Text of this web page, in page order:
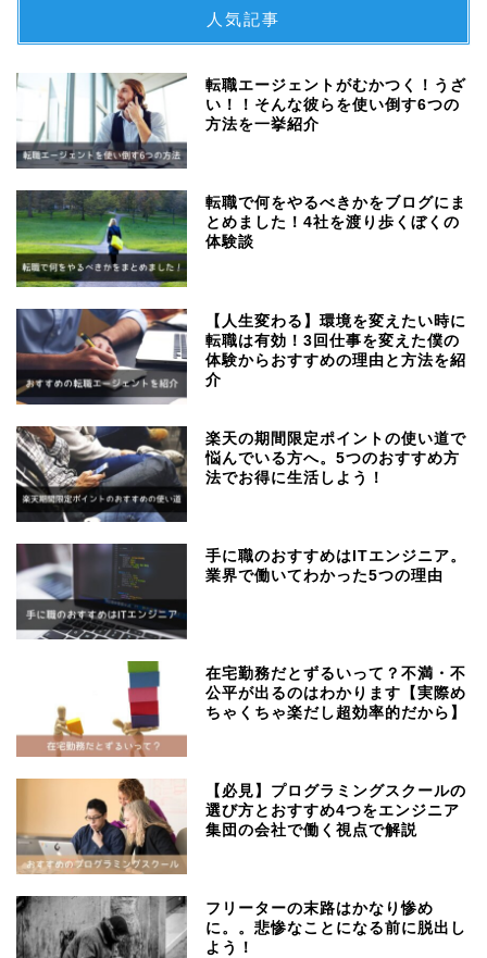
人気記事
転職エージェントがむかつく！うざ
い！！そんな彼らを使い倒す6つの
方法を一挙紹介
転職で何をやるべきかをブログにま
とめました！4社を渡り歩くぼくの
体験談
【人生変わる】環境を変えたい時に
転職は有効！3回仕事を変えた僕の
体験からおすすめの理由と方法を紹
介
楽天の期間限定ポイントの使い道で
悩んでいる方へ。5つのおすすめ方
法でお得に生活しよう！
手に職のおすすめはITエンジニア。
業界で働いてわかった5つの理由
在宅勤務だとずるいって？不満・不
公平が出るのはわかります【実際め
ちゃくちゃ楽だし超効率的だから】
【必見】プログラミングスクールの
選び方とおすすめ4つをエンジニア
集団の会社で働く視点で解説
フリーターの末路はかなり惨め
に。。悲惨なことになる前に脱出し
よう！